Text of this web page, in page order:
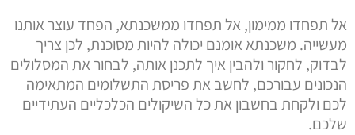
אל תפחדו ממימון, אל תפחדו ממשכנתא, הפחד עוצר אותנו
מעשייה. משכנתא אומנם יכולה להיות מסוכנת, לכן צריך
לבדוק, לחקור ולהבין איך לתכנן אותה, לבחור את המסלולים
הנכונים עבורכם, לחשב את פריסת התשלומים המתאימה
לכם ולקחת בחשבון את כל השיקולים הכלכליים העתידיים
שלכם.